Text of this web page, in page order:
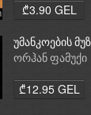
₾3.90 GEL
უმანკოების
ორჰან ფამუქი
₾12.95 GEL